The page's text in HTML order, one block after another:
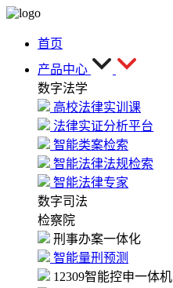
首页
产品中心
数字法学
高校法律实训课
法律实证分析平台
智能类案检索
智能法律法规检索
智能法律专家
数字司法
检察院
刑事办案一体化
智能量刑预测
12309智能控申一体机